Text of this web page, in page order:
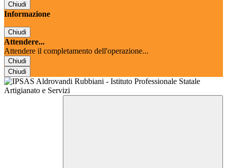
Chiudi
Informazione
Chiudi
Attendere...
Attendere il completamento dell'operazione...
Chiudi
Chiudi